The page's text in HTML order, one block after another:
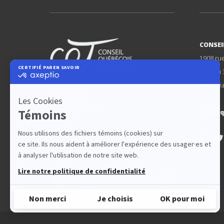
DÉFENDRE
PROMOUVOIR
LE THÉÂTRE
Nos partenaires
1908
Bureau